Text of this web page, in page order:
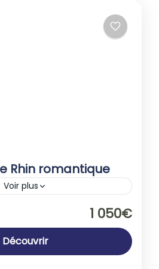
Rhin romantique
Voir plus
1 050€
Découvrir